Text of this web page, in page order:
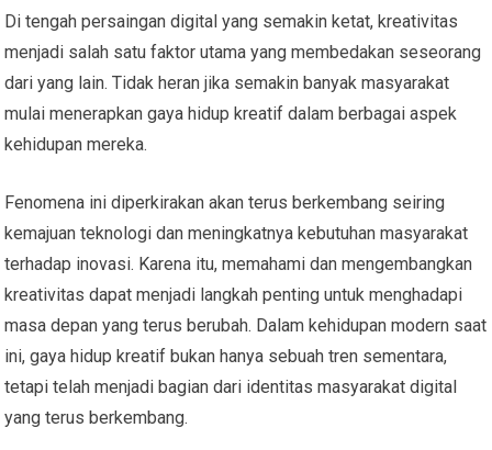
Di tengah persaingan digital yang semakin ketat, kreativitas
menjadi salah satu faktor utama yang membedakan seseorang
dari yang lain. Tidak heran jika semakin banyak masyarakat
mulai menerapkan gaya hidup kreatif dalam berbagai aspek
kehidupan mereka.
Fenomena ini diperkirakan akan terus berkembang seiring
kemajuan teknologi dan meningkatnya kebutuhan masyarakat
terhadap inovasi. Karena itu, memahami dan mengembangkan
kreativitas dapat menjadi langkah penting untuk menghadapi
masa depan yang terus berubah. Dalam kehidupan modern saat
ini, gaya hidup kreatif bukan hanya sebuah tren sementara,
tetapi telah menjadi bagian dari identitas masyarakat digital
yang terus berkembang.